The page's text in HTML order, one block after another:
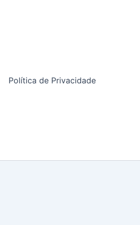
Política de Privacidade